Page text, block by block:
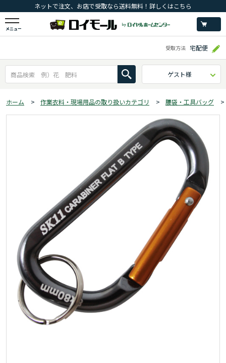
ネットで注文、お店で受取なら送料無料！詳しくはこちら
メニュー
受取方法 宅配便
ゲスト様
ホーム > 作業衣料・現場用品の取り扱いカテゴリ > 腰袋・工具バッグ >